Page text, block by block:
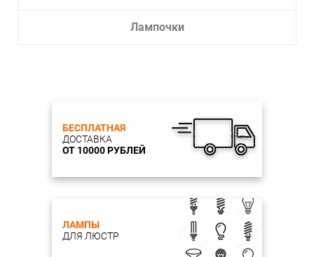
Лампочки
БЕСПЛАТНАЯ
ДОСТАВКА
ОТ 10000 РУБЛЕЙ
ЛАМПЫ
ДЛЯ ЛЮСТР